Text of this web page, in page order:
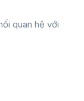
quan hệ với